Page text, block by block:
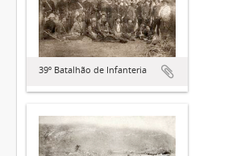
39º Batalhão de Infanteria